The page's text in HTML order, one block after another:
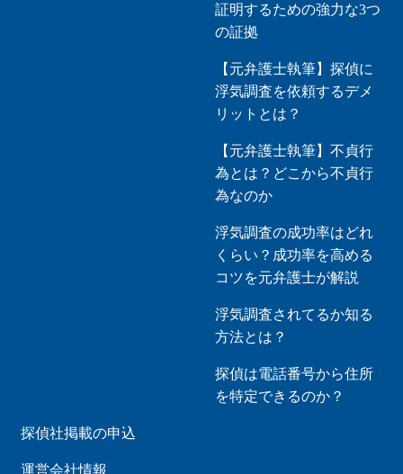
証明するための強力な3つ
の証拠
【元弁護士執筆】探偵に
浮気調査を依頼するデメ
リットとは？
【元弁護士執筆】不貞行
為とは？どこから不貞行
為なのか
浮気調査の成功率はどれ
くらい？成功率を高める
コツを元弁護士が解説
浮気調査されてるか知る
方法とは？
探偵は電話番号から住所
を特定できるのか？
探偵社掲載の申込
運営会社情報